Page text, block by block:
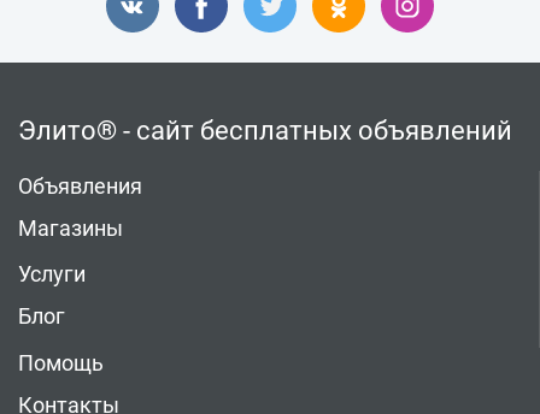
Элито® - сайт бесплатных объявлений
Объявления
Магазины
Услуги
Блог
Помощь
Контакты